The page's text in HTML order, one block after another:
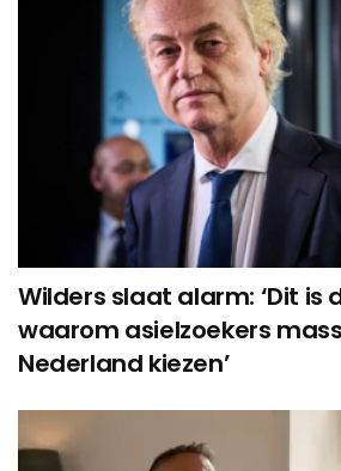
Wilders slaat alarm: ‘Dit is
waarom asielzoekers
Nederland kiezen’